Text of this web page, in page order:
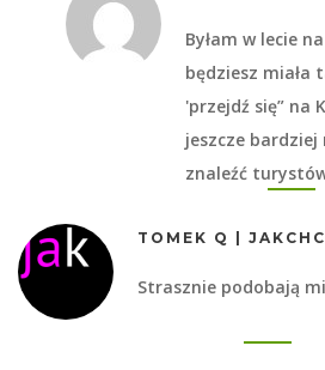
Byłam w lecie
będziesz miała
'przejdź się” na
jeszcze
znaleźć
TOMEK Q |
Strasznie podobają